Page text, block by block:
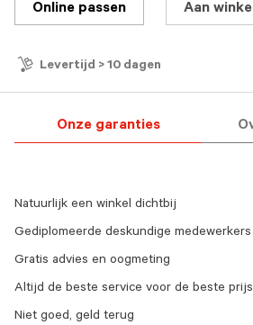
Online passen Aan
Levertijd > 10 dagen
Onze garanties
Natuurlijk een winkel dichtbij
Gediplomeerde deskundige medewerkers
Gratis advies en oogmeting
Altijd de beste service voor de beste prijs
Niet goed, geld terug